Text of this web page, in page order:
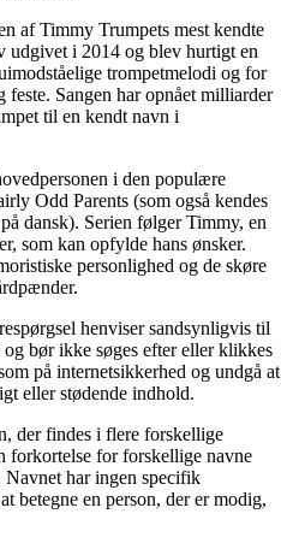
af Timmy Trumpets mest kendte
udgivet i 2014 og blev hurtigt en
trompetmelodi og for
Sangen har opnået milliarder
til en kendt navn i
i den populære
Odd Parents (som også kendes
dansk). Serien følger Timmy, en
som kan opfylde hans ønsker.
personlighed og de skøre
henviser sandsynligvis til
bør ikke søges efter eller klikkes
på internetsikkerhed og undgå at
eller stødende indhold.
der findes i flere forskellige
forkortelse for forskellige navne
har ingen specifik
betegne en person, der er modig,